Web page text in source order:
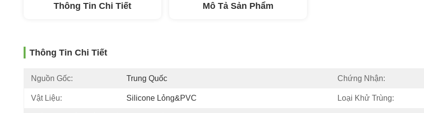
Thông Tin Chi Tiết Mô Tả Sản Phẩm
Thông Tin Chi Tiết
Nguồn Gốc: Trung Quốc Chứng Nhận:
Vật Liệu: Silicone Lỏng&PVC Loại Khử Trùng: